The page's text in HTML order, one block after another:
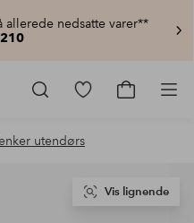
nedsatte varer**
Gå
produkter
Gå
utendørs
Vis lignende